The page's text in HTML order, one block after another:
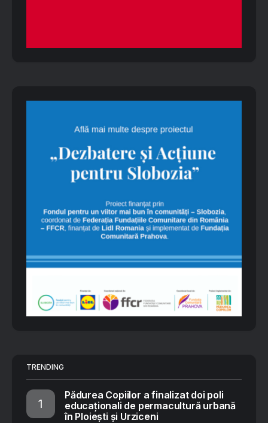
TRENDING
Pădurea Copiilor a finalizat doi poli
educaționali de permacultură urbană
în Ploiești și Urziceni